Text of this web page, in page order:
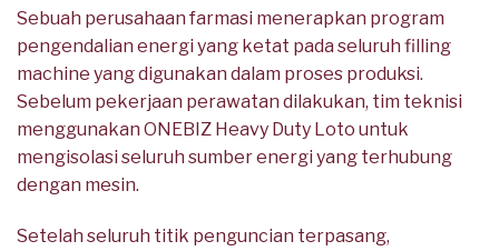
Sebuah perusahaan farmasi menerapkan program
pengendalian energi yang ketat pada seluruh filling
machine yang digunakan dalam proses produksi.
Sebelum pekerjaan perawatan dilakukan, tim teknisi
menggunakan ONEBIZ Heavy Duty Loto untuk
mengisolasi seluruh sumber energi yang terhubung
dengan mesin.
Setelah seluruh titik penguncian terpasang,